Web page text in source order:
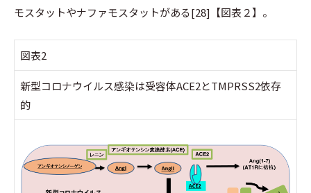
モスタットやナファモスタットがある[28]【図表２】。
図表2
新型コロナウイルス感染は受容体ACE2とTMPRSS2依存
的